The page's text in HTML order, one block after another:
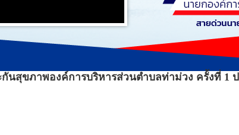
สุขภาพองค์การบริหารส่วนตำบลท่าม่วง ครั้งที่ 1 ป